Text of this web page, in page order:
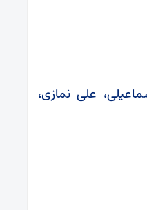
علی نمازی،